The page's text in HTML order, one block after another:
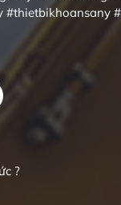
#thietbikhoansany
?